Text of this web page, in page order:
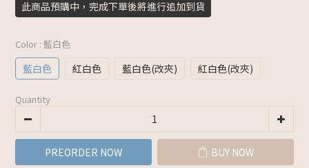
此商品預購中，完成下單後將進行追加到貨
Color : 藍白色
藍白色 紅白色 藍白色(改夾) 紅白色(改夾)
Quantity
PREORDER NOW BUY NOW